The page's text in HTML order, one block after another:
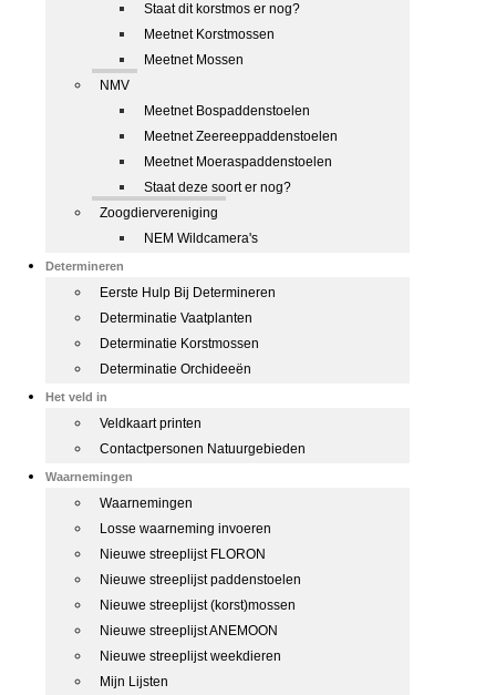
Staat dit korstmos er nog?
Meetnet Korstmossen
Meetnet Mossen
NMV
Meetnet Bospaddenstoelen
Meetnet Zeereeppaddenstoelen
Meetnet Moeraspaddenstoelen
Staat deze soort er nog?
Zoogdiervereniging
NEM Wildcamera's
Determineren
Eerste Hulp Bij Determineren
Determinatie Vaatplanten
Determinatie Korstmossen
Determinatie Orchideeën
Het veld in
Veldkaart printen
Contactpersonen Natuurgebieden
Waarnemingen
Waarnemingen
Losse waarneming invoeren
Nieuwe streeplijst FLORON
Nieuwe streeplijst paddenstoelen
Nieuwe streeplijst (korst)mossen
Nieuwe streeplijst ANEMOON
Nieuwe streeplijst weekdieren
Mijn Lijsten